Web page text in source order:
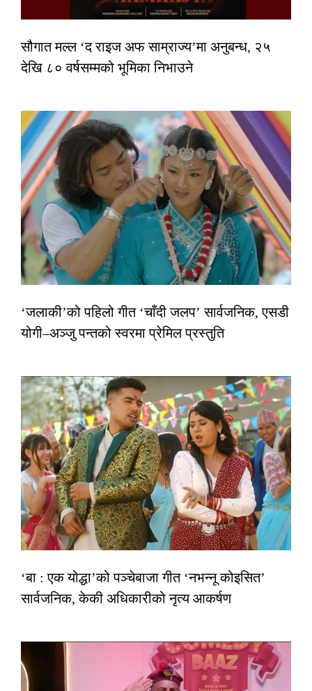
सौगात मल्ल ‘द राइज अफ साम्राज्य’मा अनुबन्ध, २५
देखि ८० वर्षसम्मको भूमिका निभाउने
‘जलाकी’को पहिलो गीत ‘चाँदी जलप’ सार्वजनिक, एसडी
योगी–अञ्जु पन्तको स्वरमा प्रेमिल प्रस्तुति
‘बा : एक योद्धा’को पञ्चेबाजा गीत ‘नभन्नू कोइसित’
सार्वजनिक, केकी अधिकारीको नृत्य आकर्षण